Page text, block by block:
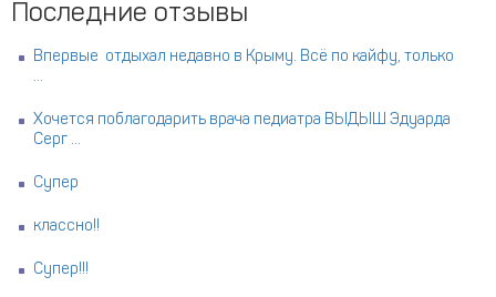
Последние отзывы
Впервые отдыхал недавно в Крыму. Всё по кайфу, только
...
Хочется поблагодарить врача педиатра ВЫДЫШ Эдуарда
Серг ...
Супер
классно!!
Супер!!!